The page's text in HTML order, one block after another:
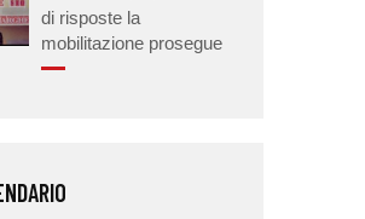
di risposte la
mobilitazione prosegue